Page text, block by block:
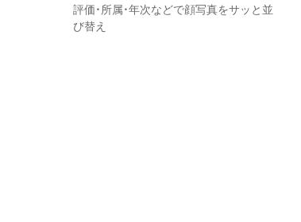
評価・所属・年次などで顔写真をサッと並
び替え